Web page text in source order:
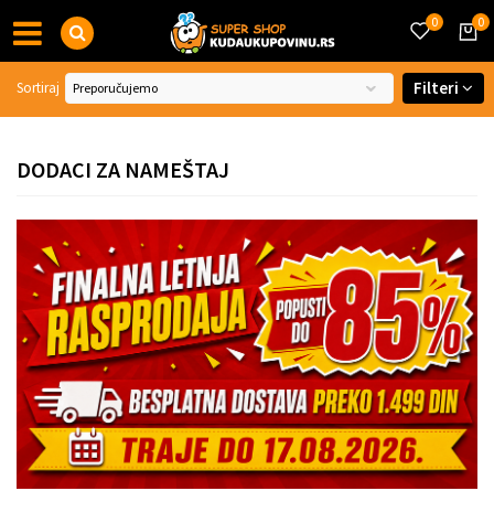
0
0
DODACI ZA NAMEŠTAJ
Sortiraj Filteri